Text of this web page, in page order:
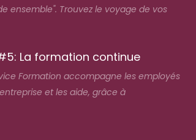
ensemble". Trouvez le voyage de vos
La formation continue
Formation accompagne les employés
et les aide, grâce à